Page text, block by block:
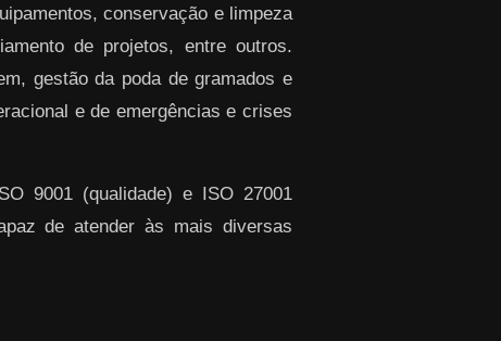
conservação e limpeza
de projetos, entre outros.
gestão da poda de gramados e
e de emergências e crises
9001 (qualidade) e ISO 27001
de atender às mais diversas